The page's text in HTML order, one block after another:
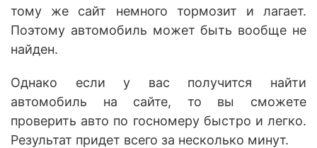
тому же сайт немного тормозит и лагает.
Поэтому автомобиль может быть вообще не
найден.
Однако если у вас получится найти
автомобиль на сайте, то вы сможете
проверить авто по госномеру быстро и легко.
Результат придет всего за несколько минут.